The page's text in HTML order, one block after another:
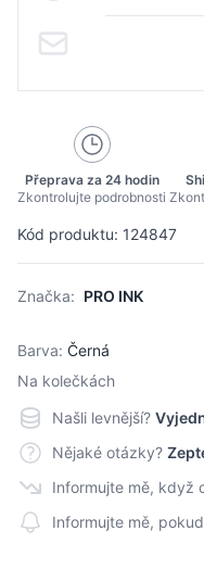
Kód produktu: 124847
Značka: PRO INK
Barva: Černá
Na kolečkách
Přeprava za 24 hodin
Zkontrolujte podrobnosti
Našli levnější?
Nějaké otázky?
Informujte mě, když
Informujte mě,